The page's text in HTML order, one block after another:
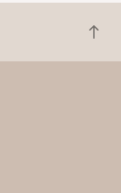
Z
u